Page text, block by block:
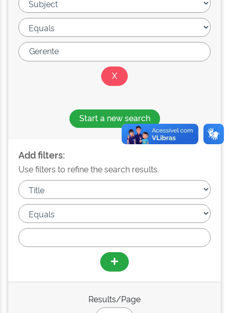
Start a new search
Add filters:
Use filters to refine the search results.
Results/Page